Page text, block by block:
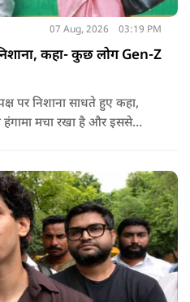
07 Aug, 2026 03:19 PM
कहा- कुछ लोग Gen-Z
पर निशाना साधते हुए कहा,
मचा रखा है और इससे
हैं, तो रोना रोते हैं."